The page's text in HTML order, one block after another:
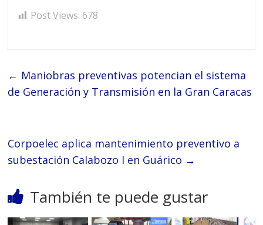
Post Views: 678
← Maniobras preventivas potencian el sistema
de Generación y Transmisión en la Gran Caracas
Corpoelec aplica mantenimiento preventivo a
subestación Calabozo I en Guárico →
También te puede gustar